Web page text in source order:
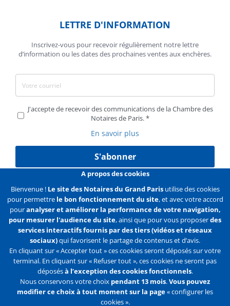
LETTRE D'INFORMATION
Inscrivez-vous pour recevoir régulièrement notre lettre
d’information ou les dates des prochaines ventes aux enchères.
J'accepte de recevoir des communications de la Chambre des
Notaires de Paris.
En savoir plus
S'abonner
Liens Mentions légales Données personnelles
Politique des cookies Configurer les cookies
Liens
2e
ligne
Accueil Contact Plan du site
Flux
FacebookYoutube
A propos des cookies
Bienvenue ! Le site des Notaires du Grand Parisutilise des cookies
pour permettre le bon fonctionnement du site, et avec votre accord
pouranalyser et améliorer la performance de votre navigation,
pour mesurer l'audience du site, ainsi que pour vous proposerdes
services interactifs fournis par des tiers (vidéos et réseaux
sociaux)qui favorisent le partage de contenus et d’avis.
En cliquant sur « Accepter tout » ces cookies seront déposés sur votre
terminal. En cliquant sur « Refuser tout », ces cookies ne seront pas
déposésà l’exception des cookies fonctionnels.
Nous conservons votre choix pendant 13 mois.Vous pouvez
modifier ce choix à tout moment sur la page« configurer les
cookies ».